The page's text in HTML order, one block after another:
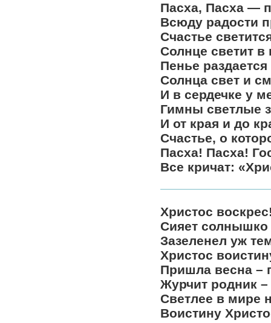
Пасха, Пасха —
Всюду радости
Счастье
Солнце светит в
Пенье раздается
Солнца свет и
И в сердечке у
Гимны светлые
И от края и до
Счастье, о
Пасха! Пасха!
Все кричат:
Христос
Сияет солнышко
Зазеленел уж
Христос
Пришла весна –
Журчит родник
Светлее в мире
Воистину